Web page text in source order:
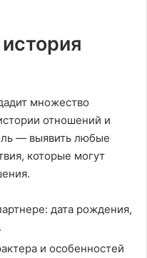
множество
отношений и
— выявить любые
которые могут
дата рождения,
и особенностей